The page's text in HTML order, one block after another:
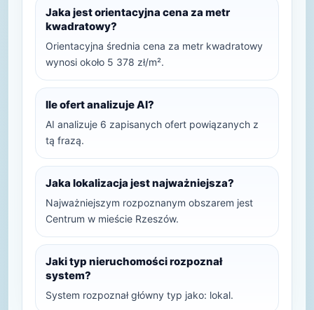
Jaka jest orientacyjna cena za metr
kwadratowy?
Orientacyjna średnia cena za metr kwadratowy
wynosi około 5 378 zł/m².
Ile ofert analizuje AI?
AI analizuje 6 zapisanych ofert powiązanych z
tą frazą.
Jaka lokalizacja jest najważniejsza?
Najważniejszym rozpoznanym obszarem jest
Centrum w mieście Rzeszów.
Jaki typ nieruchomości rozpoznał
system?
System rozpoznał główny typ jako: lokal.